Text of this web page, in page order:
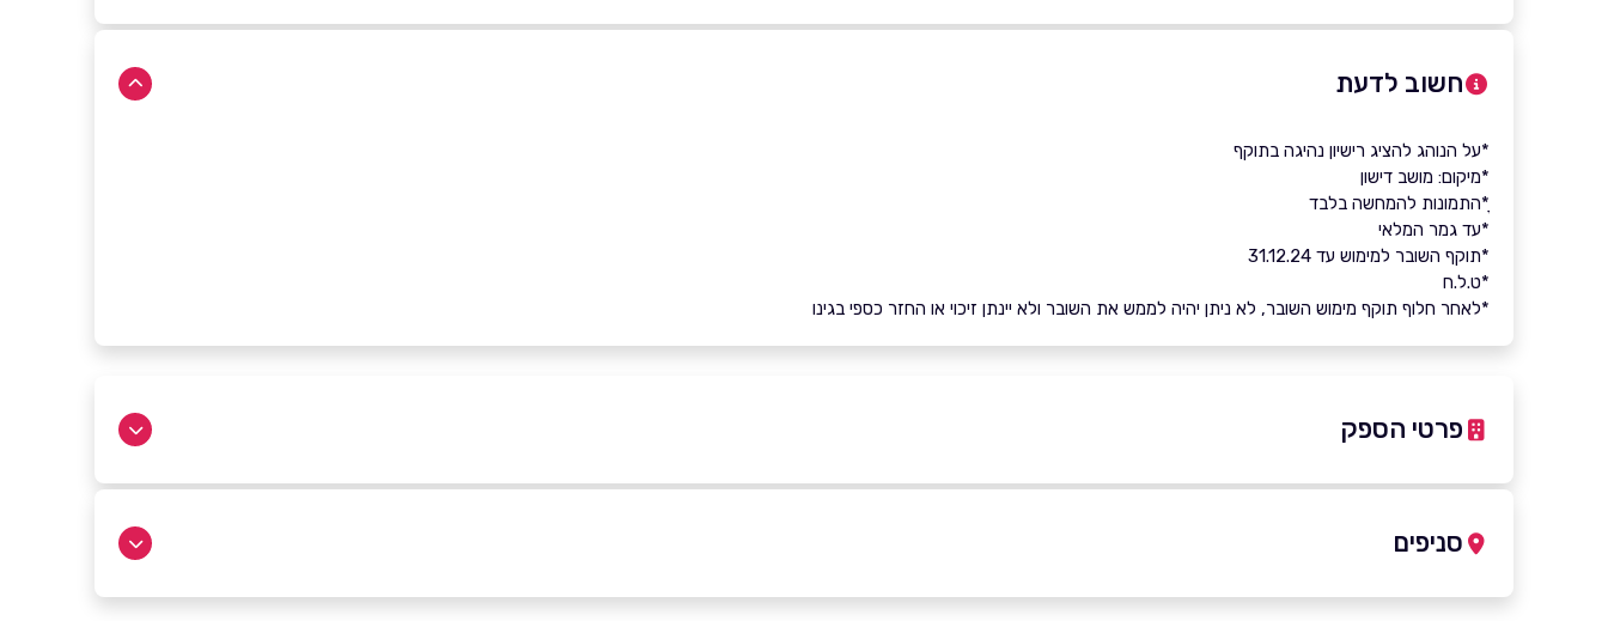
חשוב לדעת
*על הנוהג להציג רישיון נהיגה בתוקף
*מיקום: מושב דישון
ָ*התמונות להמחשה בלבד
*עד גמר המלאי
*תוקף השובר למימוש עד 31.12.24
*ט.ל.ח
*לאחר חלוף תוקף מימוש השובר, לא ניתן יהיה לממש את השובר ולא יינתן זיכוי או החזר כספי בגינו
פרטי הספק
באתר
סניפים